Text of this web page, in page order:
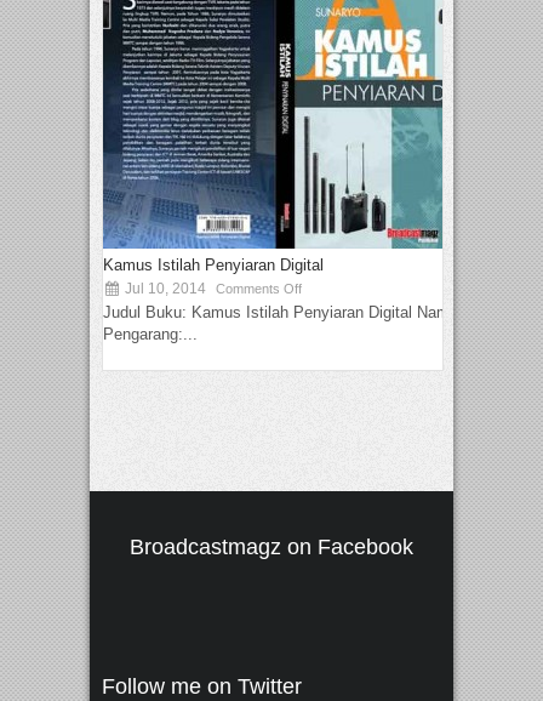
Kamus Istilah Penyiaran Digital
Jul 10, 2014 Comments Off
Judul Buku: Kamus Istilah Penyiaran Digital Nama
Pengarang:...
Broadcastmagz on Facebook
Follow me on Twitter